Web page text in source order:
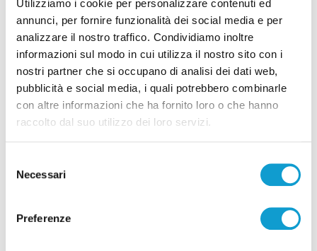
Utilizziamo i cookie per personalizzare contenuti ed
annunci, per fornire funzionalità dei social media e per
analizzare il nostro traffico. Condividiamo inoltre
informazioni sul modo in cui utilizza il nostro sito con i
nostri partner che si occupano di analisi dei dati web,
pubblicità e social media, i quali potrebbero combinarle
con altre informazioni che ha fornito loro o che hanno
raccolto dal suo utilizzo dei loro servizi.
delNecessari
Preferenze
1(current)
Pubblicità